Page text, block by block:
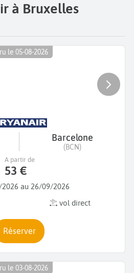
à Bruxelles
le 05-08-2026
Barcelone
(BCN)
au 26/09/2026
vol direct
A partir de
53 €
Réserver
le 03-08-2026